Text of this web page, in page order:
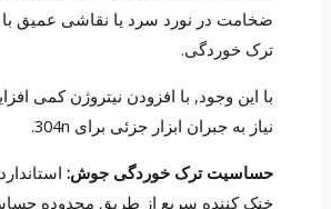
ضخامت در نورد سرد یا نقاشی عمیق
ترک خوردگی.
با این وجود, با افزودن نیتروژن کمی
نیاز به جبران ابزار جزئی برای 304n.
حساسیت ترک خوردگی جوش: